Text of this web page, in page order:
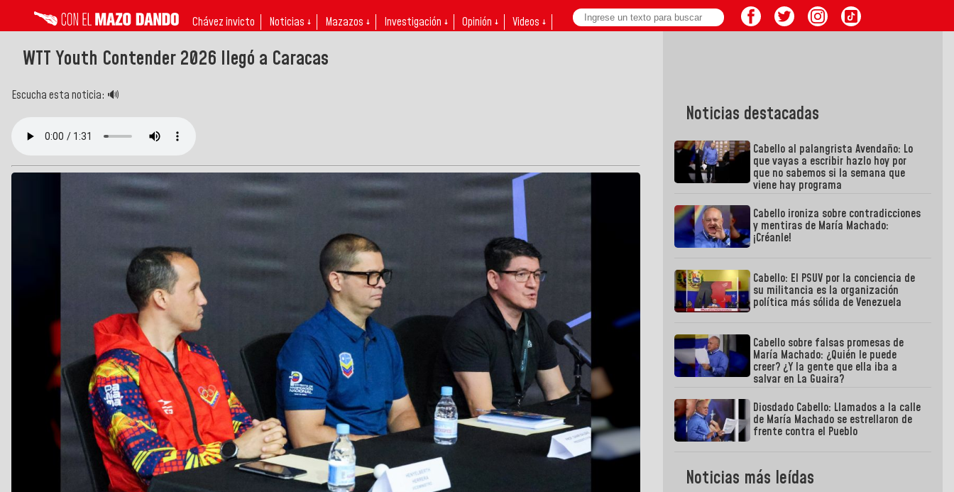
Chávez invicto Noticias ↓ Mazazos ↓ Investigación ↓ Opinión ↓ Videos ↓
WTT Youth Contender 2026 llegó a Caracas
Escucha esta noticia: 🔊
Noticias destacadas
Cabello al palangrista Avendaño: Lo
que vayas a escribir hazlo hoy por
que no sabemos si la semana que
viene hay programa
Cabello ironiza sobre contradicciones
y mentiras de María Machado:
¡Créanle!
Cabello: El PSUV por la conciencia de
su militancia es la organización
política más sólida de Venezuela
Cabello sobre falsas promesas de
María Machado: ¿Quién le puede
creer? ¿Y la gente que ella iba a
salvar en La Guaira?
Diosdado Cabello: Llamados a la calle
de María Machado se estrellaron de
frente contra el Pueblo
Noticias más leídas